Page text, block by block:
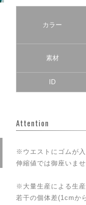
カラー
素材
ID
Attention
※ウエストにゴムが
伸縮値では御座いま
※大量生産による生産
若干の個体差(1cmか